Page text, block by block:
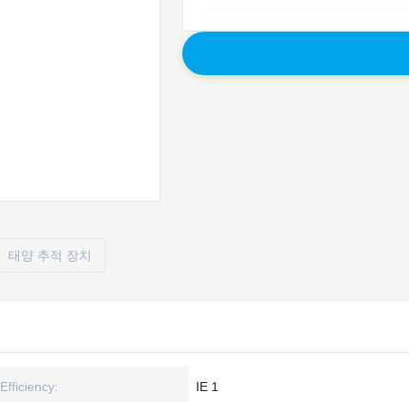
태양 추적 장치
Efficiency: IE 1